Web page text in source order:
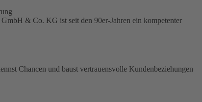
& Co. KG ist seit den 90er-Jahren ein kompetenter
Chancen und baust vertrauensvolle Kundenbeziehungen